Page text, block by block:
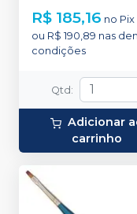
R$ 185,16 no Pix
ou R$ 190,89 nas
condições
Qtd :
Adicionar
carrinho